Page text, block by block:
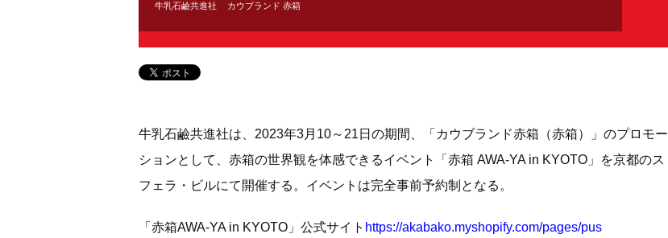
牛乳石鹼共進社 カウブランド 赤箱
牛乳石鹼共進社は、2023年3月10～21日の期間、「カウブランド⾚箱（⾚箱）」のプロモー
ションとして、赤箱の世界観を体感できるイベント「⾚箱 AWA-YA in KYOTO」を京都のス
フェラ・ビルにて開催する。イベントは完全事前予約制となる。
「赤箱AWA-YA in KYOTO」公式サイト https://akabako.myshopify.com/pages/pus